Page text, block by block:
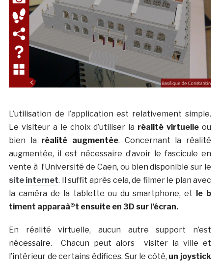
L’utilisation de l’application est relativement simple.
Le visiteur a le choix d’utiliser la réalité virtuelle ou
bien la réalité augmentée. Concernant la réalité
augmentée, il est nécessaire d’avoir le fascicule en
vente à l’Université de Caen, ou bien disponible sur le
site internet. Il suffit après cela, de filmer le plan avec
la caméra de la tablette ou du smartphone, et
le b
timent apparaà®t ensuite en 3D sur l’écran.
En réalité virtuelle, aucun autre support n’est
nécessaire. Chacun peut alors visiter la ville et
l’intérieur de certains édifices. Sur le côté, un joystick